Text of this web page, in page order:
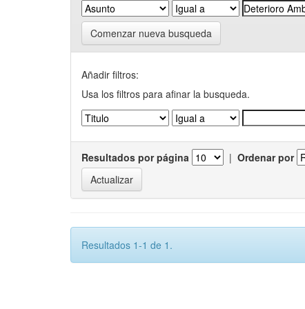
Comenzar nueva busqueda
Añadir filtros:
Usa los filtros para afinar la busqueda.
Resultados por página | Ordenar por
Resultados 1-1 de 1.